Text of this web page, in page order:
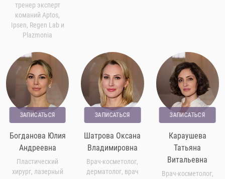
тренер эксперт
команий Aptos,
Ipsen, Regen Lab и
Plazmonia
ЗАПИСАТЬСЯ
Богданова Юлия
Андреевна
Пластический
хирург, лазерный
ЗАПИСАТЬСЯ
Шатрова Оксана
Владимировна
Врач-косметолог,
дерматолог, врач
ЗАПИСАТЬСЯ
Караушева
Татьяна
Витальевна
Врач-косметолог,